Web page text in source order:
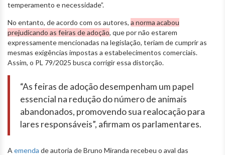
temperamento e necessidade”.
No entanto, de acordo com os autores, a norma acabou
prejudicando as feiras de adoção, que por não estarem
expressamente mencionadas na legislação, teriam de cumprir as
mesmas exigências impostas a estabelecimentos comerciais.
Assim, o PL 79/2025 busca corrigir essa distorção.
“As feiras de adoção desempenham um papel
essencial na redução do número de animais
abandonados, promovendo sua realocação para
lares responsáveis”, afirmam os parlamentares.
A emenda de autoria de Bruno Miranda recebeu o aval das